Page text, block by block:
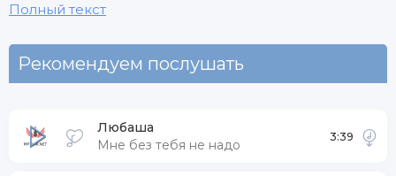
Полный текст
Рекомендуем послушать
Любаша
Мне без тебя не надо
3:39